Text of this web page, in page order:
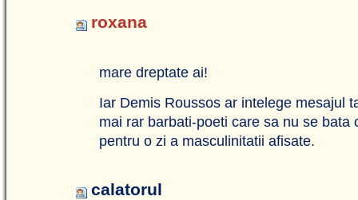
roxana
mare dreptate ai!
Iar Demis Roussos ar intelege mesajul
mai rar barbati-poeti care sa nu se bata
pentru o zi a masculinitatii afisate.
calatorul